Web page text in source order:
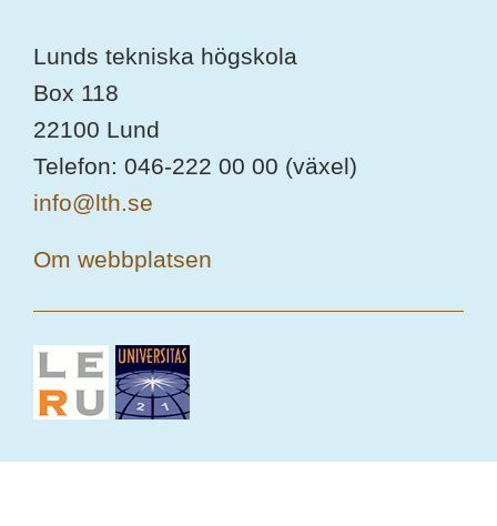
Lunds tekniska högskola
Box 118
22100 Lund
Telefon: 046-222 00 00 (växel)
info@lth.se
Om webbplatsen